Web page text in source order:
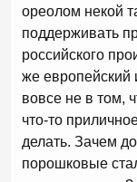
ореолом некой
поддерживать
российского
же европейский
вовсе не в том,
что-то
делать. Зачем
порошковые